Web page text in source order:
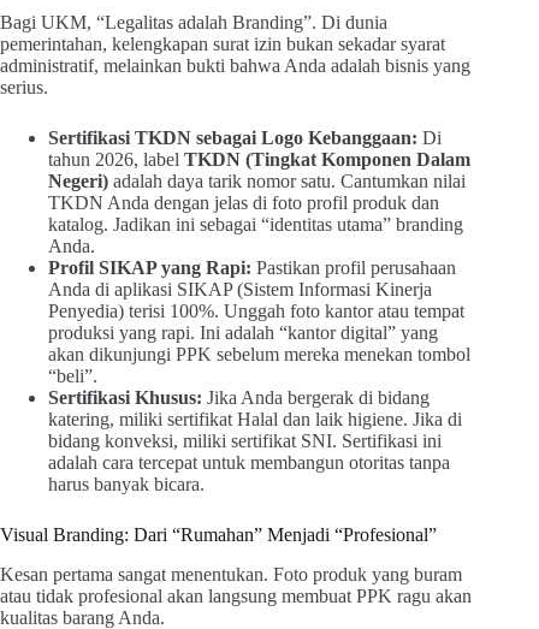
Bagi UKM, “Legalitas adalah Branding”. Di dunia
pemerintahan, kelengkapan surat izin bukan sekadar syarat
administratif, melainkan bukti bahwa Anda adalah bisnis yang
serius.
Sertifikasi TKDN sebagai Logo Kebanggaan: Di
tahun 2026, label TKDN (Tingkat Komponen Dalam
Negeri) adalah daya tarik nomor satu. Cantumkan nilai
TKDN Anda dengan jelas di foto profil produk dan
katalog. Jadikan ini sebagai “identitas utama” branding
Anda.
Profil SIKAP yang Rapi: Pastikan profil perusahaan
Anda di aplikasi SIKAP (Sistem Informasi Kinerja
Penyedia) terisi 100%. Unggah foto kantor atau tempat
produksi yang rapi. Ini adalah “kantor digital” yang
akan dikunjungi PPK sebelum mereka menekan tombol
“beli”.
Sertifikasi Khusus: Jika Anda bergerak di bidang
katering, miliki sertifikat Halal dan laik higiene. Jika di
bidang konveksi, miliki sertifikat SNI. Sertifikasi ini
adalah cara tercepat untuk membangun otoritas tanpa
harus banyak bicara.
Visual Branding: Dari “Rumahan” Menjadi “Profesional”
Kesan pertama sangat menentukan. Foto produk yang buram
atau tidak profesional akan langsung membuat PPK ragu akan
kualitas barang Anda.